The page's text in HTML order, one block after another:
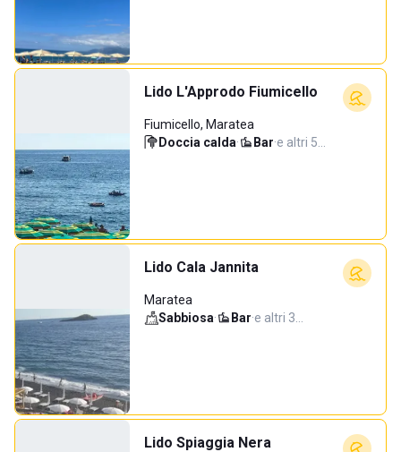
Lido L'Approdo Fiumicello
Fiumicello, Maratea
Doccia calda· Bar·e altri 5…
Lido Cala Jannita
Maratea
Sabbiosa· Bar·e altri 3…
Lido Spiaggia Nera